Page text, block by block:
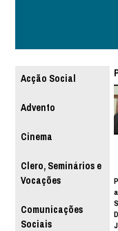
Acção Social
Advento
Cinema
Clero, Seminários e
Vocações
Comunicações
Sociais